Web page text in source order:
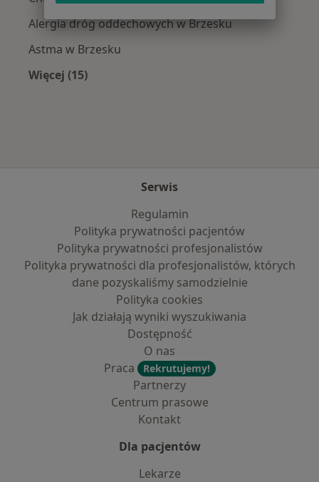
Alergia dróg oddechowych w Brzesku
Astma w Brzesku
Więcej (15)
Serwis
Regulamin
Polityka prywatności pacjentów
Polityka prywatności profesjonalistów
Polityka prywatności dla profesjonalistów, których
dane pozyskaliśmy samodzielnie
Polityka cookies
Jak działają wyniki wyszukiwania
Dostępność
O nas
Praca
Rekrutujemy!
Partnerzy
Centrum prasowe
Kontakt
Dla pacjentów
Lekarze